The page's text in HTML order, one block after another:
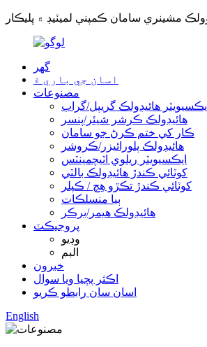
گھر
اسان جي باري ۾
مصنوعات
ايڪسيويٽر هائيڊولڪ گريپل/گراب
هائيڊولڪ ڪرشر شيئر/پنسر
ڪار کي ختم ڪرڻ جو سامان
هائيڊولڪ پلورائيزر/ڪروشر
ايڪسيويٽر ريلوي اٽيچمينٽس
کوٽائي ڪندڙ هائيڊولڪ بالٽي
کوٽائي ڪندڙ تڪڙو هِچ / ڪپلر
ٻيا منسلڪات
هائيڊولڪ هيمر/برڪر
پروجيڪٽ
وڊيو
البم
خبرون
اڪثر پڇيا ويا سوال
اسان سان رابطو ڪريو
English